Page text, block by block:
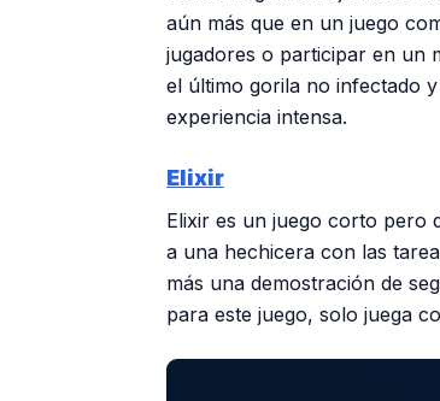
aún más que en un juego
jugadores o participar en un
el último gorila no infectado
experiencia intensa.
Elixir
Elixir es un juego corto pero
a una hechicera con las
más una demostración de
para este juego, solo juega